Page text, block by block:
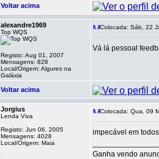
Voltar acima
alexandre1969
Top WQS
Registo: Aug 01, 2007
Mensagens: 828
Local/Origem: Algures na
Galáxia
Colocada: Sáb, 22
Vá lá pessoal
Voltar acima
Jorgius
Lenda Viva
Registo: Jun 06, 2005
Mensagens: 4028
Local/Origem: Maia
Colocada: Qua, 09
impecável em
Ganha vendo